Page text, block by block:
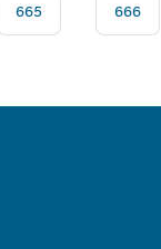
665 666